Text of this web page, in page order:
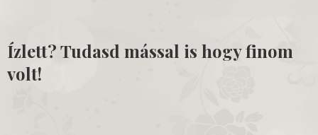
Ízlett? Tudasd mással is hogy finom
volt!